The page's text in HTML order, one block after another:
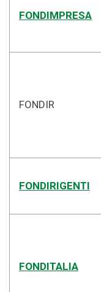
FONDIMPRESA
FONDIR
FONDIRIGENTI
FONDITALIA